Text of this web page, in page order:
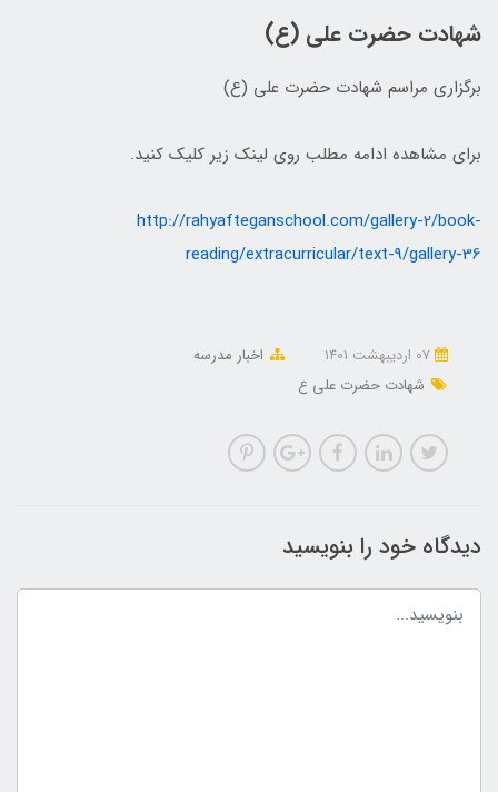
شهادت حضرت علی (ع)
برگزاری مراسم شهادت حضرت علی (ع)
برای مشاهده ادامه مطلب روی لینک زیر کلیک کنید.
http://rahyafteganschool.com/gallery-2/book-
reading/extracurricular/text-9/gallery-36
اخبار مدرسه
شهادت حضرت علی ع
دیدگاه خود را بنویسید